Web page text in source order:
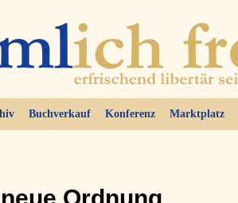
Buchverkauf Konferenz Marktplatz